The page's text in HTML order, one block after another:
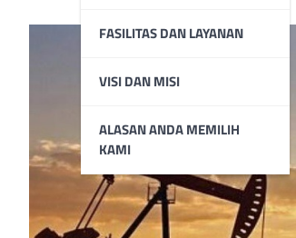
FASILITAS DAN LAYANAN
VISI DAN MISI
ALASAN ANDA MEMILIH
KAMI